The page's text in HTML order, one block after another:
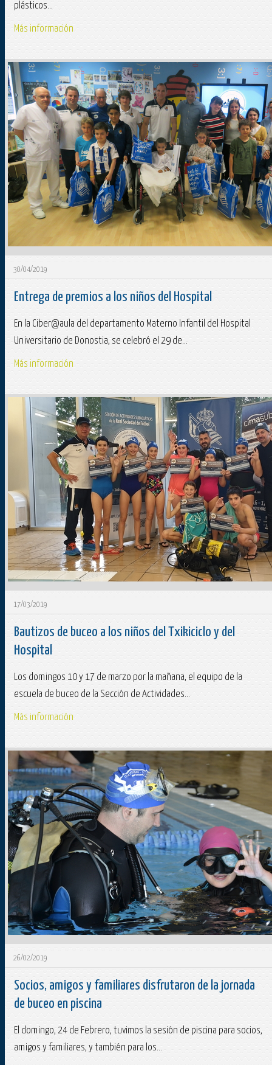
plásticos...
Más información
30/04/2019
Entrega de premios a los niños del Hospital
En la Ciber@aula del departamento Materno Infantil del Hospital
Universitario de Donostia, se celebró el 29 de...
Más información
17/03/2019
Bautizos de buceo a los niños del Txikiciclo y del
Hospital
Los domingos 10 y 17 de marzo por la mañana, el equipo de la
escuela de buceo de la Sección de Actividades...
Más información
26/02/2019
Socios, amigos y familiares disfrutaron de la jornada
de buceo en piscina
El domingo, 24 de Febrero, tuvimos la sesión de piscina para socios,
amigos y familiares, y también para los...